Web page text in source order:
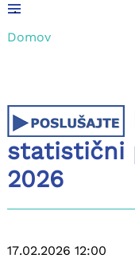
.
Domov
statistični
2026
17.02.2026 12:00